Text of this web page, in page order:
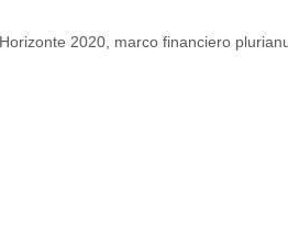
Horizonte 2020, marco financiero